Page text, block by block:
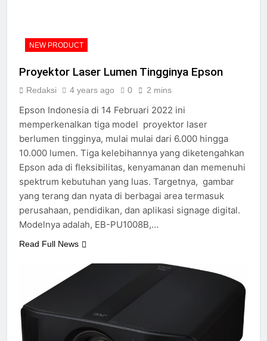
NEW PRODUCT
Proyektor Laser Lumen Tingginya Epson
Redaksi 4 years ago 0 2 mins
Epson Indonesia di 14 Februari 2022 ini
memperkenalkan tiga model proyektor laser
berlumen tingginya, mulai mulai dari 6.000 hingga
10.000 lumen. Tiga kelebihannya yang diketengahkan
Epson ada di fleksibilitas, kenyamanan dan memenuhi
spektrum kebutuhan yang luas. Targetnya, gambar
yang terang dan nyata di berbagai area termasuk
perusahaan, pendidikan, dan aplikasi signage digital.
Modelnya adalah, EB-PU1008B,…
Read Full News